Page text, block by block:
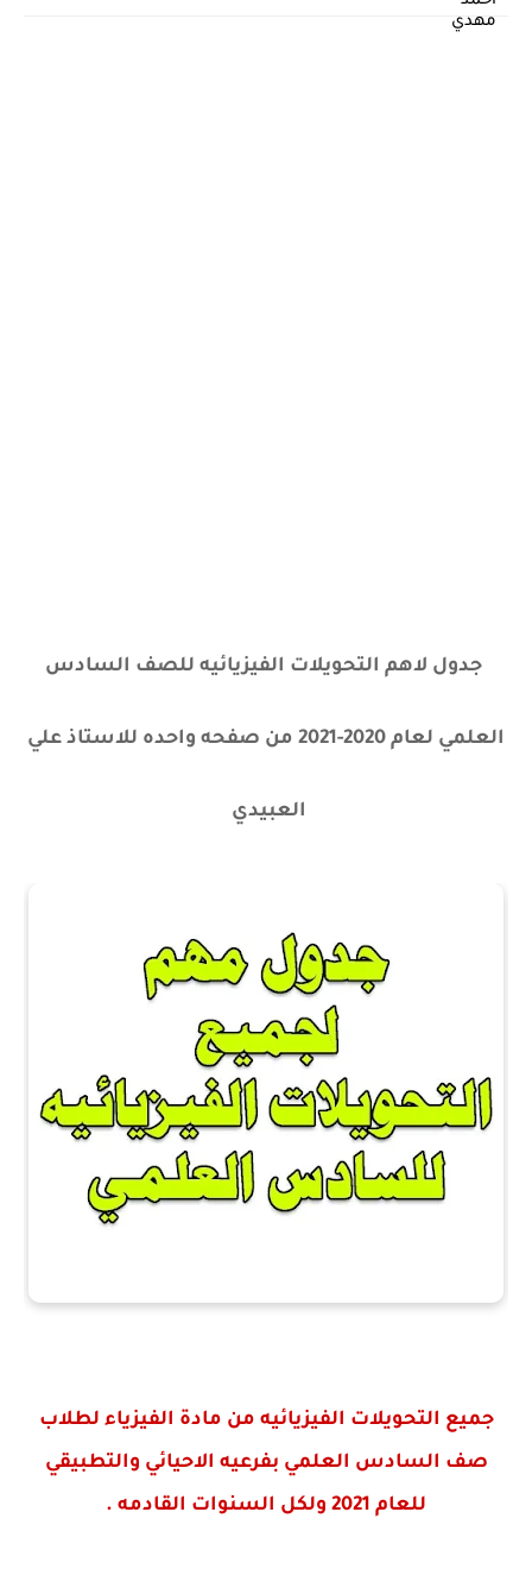
جدول لاهم التحويلات الفيزيائيه للصف السادس
العلمي لعام 2020-2021 من صفحه واحده للاستاذ علي
العبيدي
جميع التحويلات الفيزيائيه من مادة الفيزياء لطلاب
صف السادس العلمي بفرعيه الاحيائي والتطبيقي
للعام 2021 ولكل السنوات القادمه .